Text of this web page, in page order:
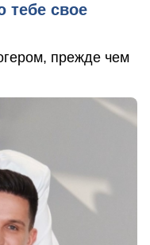
тебе свое
прежде чем